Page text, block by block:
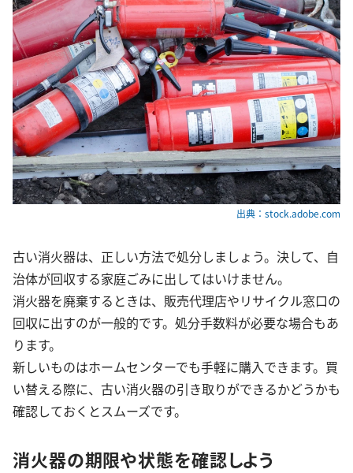
出典：stock.adobe.com
古い消火器は、正しい方法で処分しましょう。決して、自
治体が回収する家庭ごみに出してはいけません。
消火器を廃棄するときは、販売代理店やリサイクル窓口の
回収に出すのが一般的です。処分手数料が必要な場合もあ
ります。
新しいものはホームセンターでも手軽に購入できます。買
い替える際に、古い消火器の引き取りができるかどうかも
確認しておくとスムーズです。
消火器の期限や状態を確認しよう